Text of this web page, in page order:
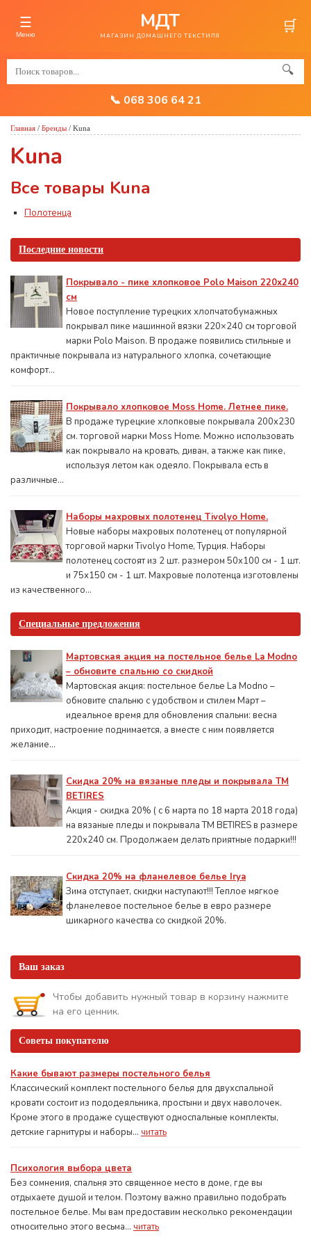
☰
Меню
МДТ
МАГАЗИН ДОМАШНЕГО ТЕКСТИЛЯ 🛒
🔍
📞 068 306 64 21
Последние новости
Покрывало - пике хлопковое Polo Maison 220х240
см
Новое поступление турецких хлопчатобумажных
покрывал пике машинной вязки 220×240 см торговой
марки Polo Maison. В продаже появились стильные и
практичные покрывала из натурального хлопка, сочетающие
комфорт...
Покрывало хлопковое Moss Home. Летнее пике.
В продаже турецкие хлопковые покрывала 200x230
см. торговой марки Moss Home. Можно использовать
как покрывало на кровать, диван, а также как пике,
используя летом как одеяло. Покрывала есть в
различные...
Наборы махровых полотенец Tivolyo Home.
Новые наборы махровых полотенец от популярной
торговой марки Tivolyo Home, Турция. Наборы
полотенец состоят из 2 шт. размером 50x100 см - 1 шт.
и 75х150 см - 1 шт. Махровые полотенца изготовлены
из качественного...
Специальные предложения
Мартовская акция на постельное белье La Modno
– обновите спальню со скидкой
Мартовская акция: постельное белье La Modno –
обновите спальню с удобством и стилем Март –
идеальное время для обновления спальни: весна
приходит, настроение поднимается, а вместе с ним появляется
желание...
Скидка 20% на вязаные пледы и покрывала ТМ
BETIRES
Акция - скидка 20% ( с 6 марта по 18 марта 2018 года)
на вязаные пледы и покрывала ТМ BETIRES в размере
220х240 см. Продолжаем делать приятные подарки!!!
Скидка 20% на фланелевое белье Irya
Зима отступает, скидки наступают!!! Теплое мягкое
фланелевое постельное белье в евро размере
шикарного качества со скидкой 20%.
Главная / Бренды / Kuna
Kuna
Все товары Kuna
Полотенца
Ваш заказ
Чтобы добавить нужный товар в корзину нажмите
на его ценник.
Советы покупателю
Какие бывают размеры постельного белья
Классический комплект постельного белья для двухспальной
кровати состоит из пододеяльника, простыни и двух наволочек.
Кроме этого в продаже существуют односпальные комплекты,
детские гарнитуры и наборы... читать
Психология выбора цвета
Без сомнения, спальня это священное место в доме, где вы
отдыхаете душой и телом. Поэтому важно правильно подобрать
постельное белье. Мы вам предоставим несколько рекомендации
относительно этого весьма... читать